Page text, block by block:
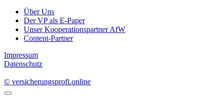
Über Uns
Der VP als E-Paper
Unser Kooperationspartner AfW
Content-Partner
Impressum
Datenschutz
© versicherungsprofi.online